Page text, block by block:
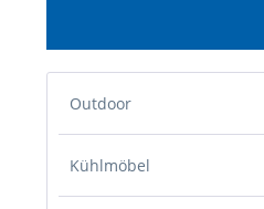
Outdoor
Kühlmöbel